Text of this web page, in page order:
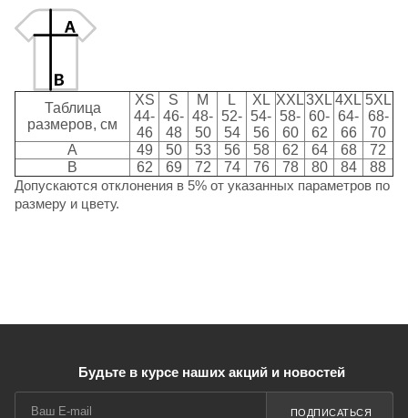
Таблица
размеров, см
XS
44-
46
S
46-
48
M
48-
50
L
52-
54
XL
54-
56
XXL
58-
60
3XL
60-
62
4XL
64-
66
5XL
68-
70
A
49 50 53 56 58 62 64 68
72
B
62 69 72 74 76 78 80 84
88
Допускаются отклонения в 5% от указанных параметров по
размеру и цвету.
Будьте в курсе наших акций и новостей
ПОДПИСАТЬСЯ